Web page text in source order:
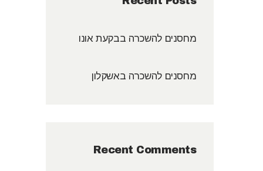
מחסנים להשכרה בבקעת אונו
מחסנים להשכרה באשקלון
Recent Comments